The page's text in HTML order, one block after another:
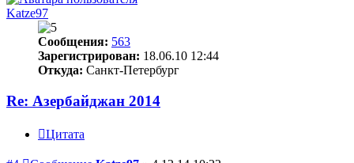
Katze97
Сообщения: 563
Зарегистрирован: 18.06.10 12:44
Откуда: Санкт-Петербург
Re: Азербайджан 2014
Цитата